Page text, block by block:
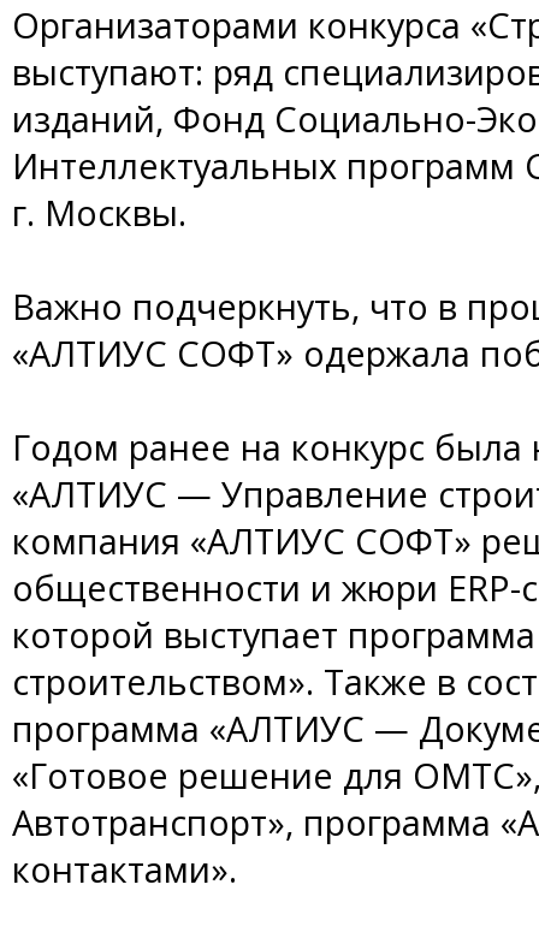
Организаторами конкурса
выступают: ряд
изданий, Фонд Социально-
Интеллектуальных программ
г. Москвы.
Важно подчеркнуть, что в
«АЛТИУС СОФТ» одержала
Годом ранее на конкурс
«АЛТИУС — Управление
компания «АЛТИУС СОФТ»
общественности и жюри
которой выступает
строительством». Также в
программа «АЛТИУС —
«Готовое решение для
Автотранспорт», программа
контактами».